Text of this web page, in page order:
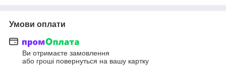
Умови оплати
Ви отримаєте замовлення
або гроші повернуться на вашу картку